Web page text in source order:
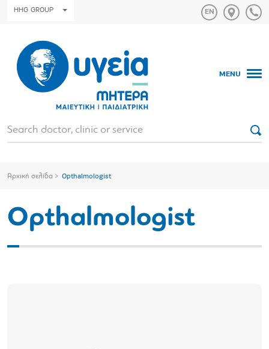
HHG GROUP
MENU
Αρχική σελίδα Opthalmologist
Opthalmologist